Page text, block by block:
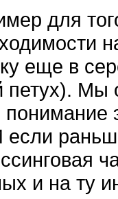
для
еще в
Мы
понимание
если
и на ту